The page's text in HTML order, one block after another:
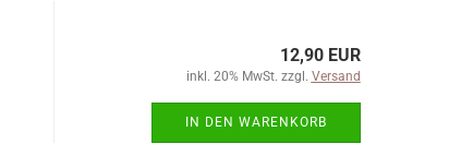
12,90 EUR
inkl. 20% MwSt. zzgl. Versand
IN DEN WARENKORB